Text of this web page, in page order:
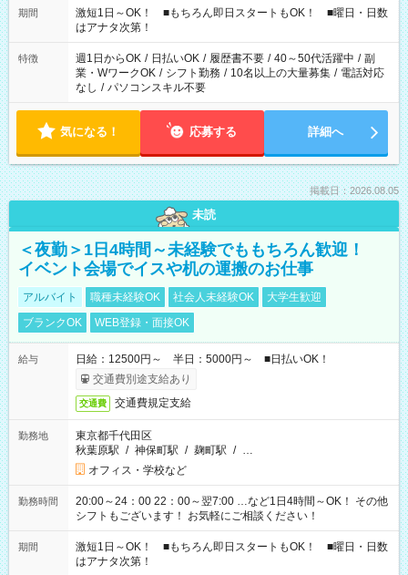
期間
激短1日～OK！ ■もちろん即日スタートもOK！ ■曜日・日数
はアナタ次第！
特徴 週1日からOK / 日払いOK / 履歴書不要 / 40～50代活躍中 / 副
業・WワークOK / シフト勤務 / 10名以上の大量募集 / 電話対応
なし / パソコンスキル不要
気になる！ 応募する 詳細へ
掲載日：2026.08.05
未読
＜夜勤＞1日4時間～未経験でももちろん歓迎！
イベント会場でイスや机の運搬のお仕事
アルバイト 職種未経験OK 社会人未経験OK
大学生歓迎
ブランクOK
WEB登録・面接OK
給与
日給：12500円～ 半日：5000円～ ■日払いOK！
交通費別途支給あり
交通費 交通費規定支給
勤務地
東京都千代田区
秋葉原駅 / 神保町駅 / 麹町駅 / …
オフィス・学校など
勤務時間
20:00～24：00 22：00～翌7:00 …など1日4時間～OK！ その他
シフトもございます！ お気軽にご相談ください！
期間
激短1日～OK！ ■もちろん即日スタートもOK！ ■曜日・日数
はアナタ次第！